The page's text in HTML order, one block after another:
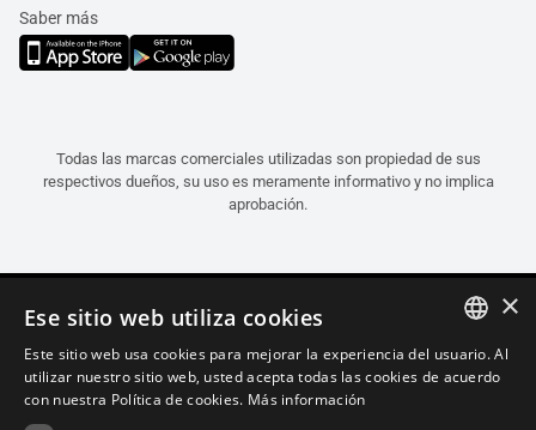
Saber más
Todas las marcas comerciales utilizadas son propiedad de sus
respectivos dueños, su uso es meramente informativo y no implica
aprobación.
ITALIAN
×
Ese sitio web utiliza cookies
Este sitio web usa cookies para mejorar la experiencia del usuario. Al
utilizar nuestro sitio web, usted acepta todas las cookies de acuerdo
con nuestra Política de cookies. Más información